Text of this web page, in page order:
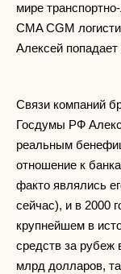
мире
CMA CGM
Алексей попадает
Связи компаний
Госдумы РФ
реальным
отношение к
факто являлись
сейчас), и в 2000
крупнейшем в
средств за рубеж
млрд долларов,